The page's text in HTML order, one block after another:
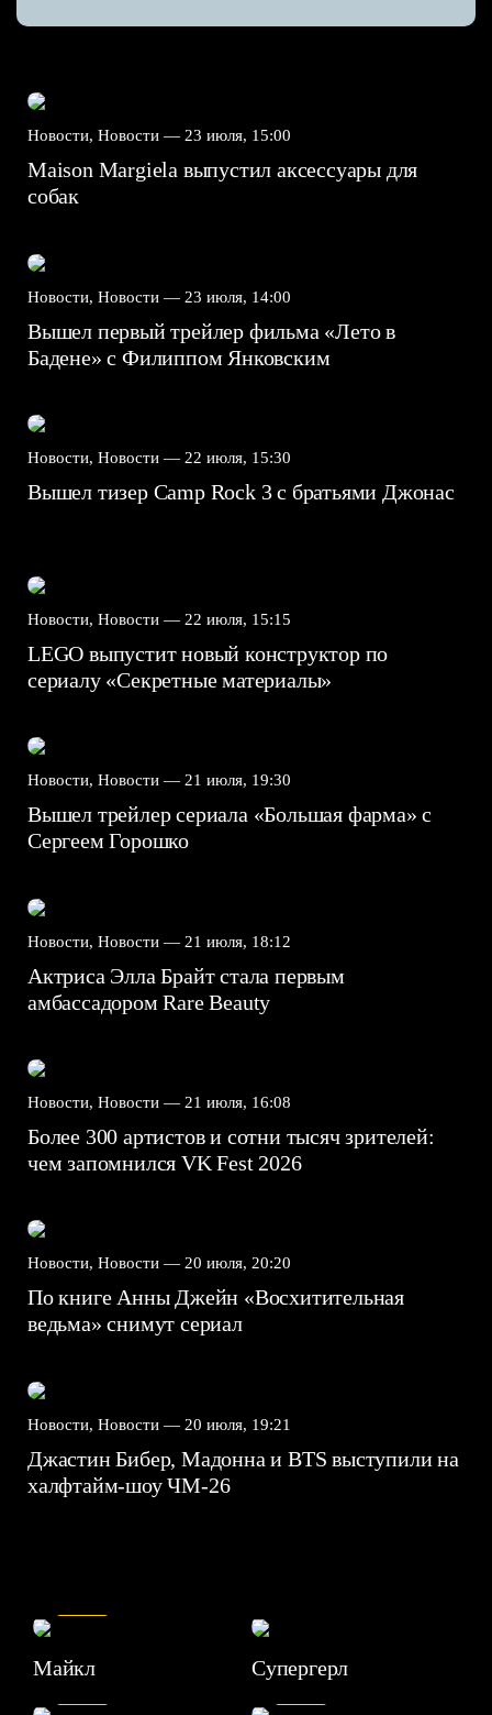
Новости, Новости — 23 июля, 15:00
Maison Margiela выпустил аксессуары для
собак
Новости, Новости — 23 июля, 14:00
Вышел первый трейлер фильма «Лето в
Бадене» с Филиппом Янковским
Новости, Новости — 22 июля, 15:30
Вышел тизер Camp Rock 3 с братьями Джонас
Новости, Новости — 22 июля, 15:15
LEGO выпустит новый конструктор по
сериалу «Секретные материалы»
Новости, Новости — 21 июля, 19:30
Вышел трейлер сериала «Большая фарма» с
Сергеем Горошко
Новости, Новости — 21 июля, 18:12
Актриса Элла Брайт стала первым
амбассадором Rare Beauty
Новости, Новости — 21 июля, 16:08
Более 300 артистов и сотни тысяч зрителей:
чем запомнился VK Fest 2026
Новости, Новости — 20 июля, 20:20
По книге Анны Джейн «Восхитительная
ведьма» снимут сериал
Новости, Новости — 20 июля, 19:21
Джастин Бибер, Мадонна и BTS выступили на
халфтайм-шоу ЧМ-26
Майкл Супергерл
7.1